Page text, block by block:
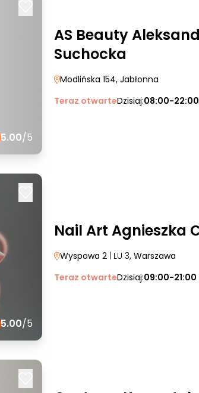
5.00/5
AS Beauty
Suchocka
Modlińska 154, Jabłonna
Teraz otwarteDzisiaj:08:00-22:00
5.00/5
Nail Art Agnieszka
Wyspowa 2 | LU 3, Warszawa
Teraz otwarteDzisiaj:09:00-21:00